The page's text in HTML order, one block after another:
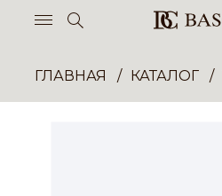
ГЛАВНАЯ КАТАЛОГ